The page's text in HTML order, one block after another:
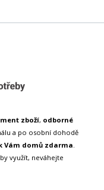
zboží, odborné
a po osobní dohodě
Vám domů zdarma
využít, neváhejte